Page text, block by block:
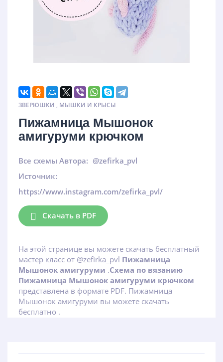
ЗВЕРЮШКИ , МЫШКИ И КРЫСЫ
Пижамница Мышонок
амигуруми крючком
Все схемы Автора: @zefirka_pvl
Источник:
https://www.instagram.com/zefirka_pvl/
Скачать в PDF
На этой странице вы можете скачать бесплатный
мастер класс от @zefirka_pvl Пижамница
Мышонок амигуруми .Схема по вязанию
Пижамница Мышонок амигуруми крючком
представлена в формате PDF. Пижамница
Мышонок амигуруми вы можете скачать
бесплатно .